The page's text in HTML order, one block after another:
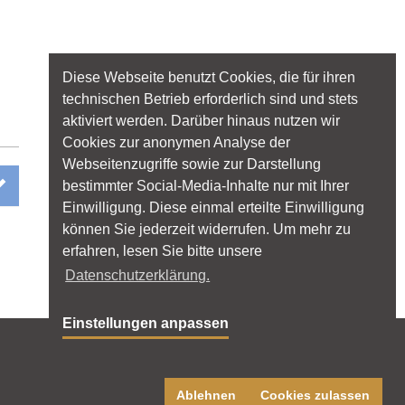
Folgen Sie licht.de:
Diese Webseite benutzt Cookies, die für ihren
technischen Betrieb erforderlich sind und stets
aktiviert werden. Darüber hinaus nutzen wir
Cookies zur anonymen Analyse der
Webseitenzugriffe sowie zur Darstellung
bestimmter Social-Media-Inhalte nur mit Ihrer
Einwilligung. Diese einmal erteilte Einwilligung
können Sie jederzeit widerrufen. Um mehr zu
erfahren, lesen Sie bitte unsere
Datenschutzerklärung.
Einstellungen anpassen
Cookies zulassen
Ablehnen